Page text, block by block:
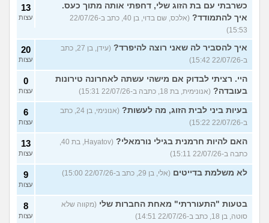
כשרבתי עם בת הזוג שלי, דחפתי אותה מתוך כעס.
איך להתמודד?
(אלכס, שם בדוי, בן 40, כתב ב-22/07/26
15:53)
13
עצות
איך להסביר לה שאני רוצה להיפרד?
(עידן, בן 27, כתב
ב-22/07/26 15:42)
20
עצות
היי. רציתי לבדוק אם מישהי עשתה לאחרונה טירונות
בעובדה? (אנונימית, בת 18, כתבה ב-22/07/26 15:31)
0
עצות
בעיות ביני לבית הזוג, מה לעשות?
(אנונימי, בן 24, כתב
ב-22/07/26 15:22)
6
עצות
האם להיות חרמנית בגילי נורמאלי?
(Hayatov, בת 40,
כתבה ב-22/07/26 15:11)
13
עצות
לא משלמת בדייטים (אלי, בן 29, כתב ב-22/07/26 15:00) 9
עצות
בטעות "התעוררתי" מאחת החברות שלי (מקווה שלא
סוטה, בן 18, כתב ב-22/07/26 14:51)
8
עצות